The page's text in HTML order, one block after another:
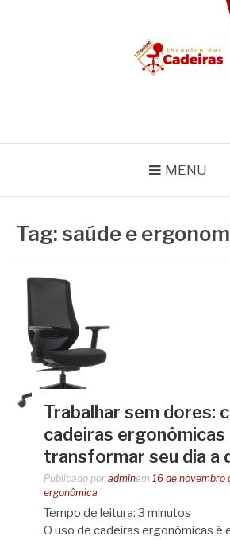
BLOG
MENU
Tag:saúde e
Trabalhar sem dores:
cadeiras ergonômicas
transformar seu dia a
Publicado por adminem 16 de novembro
ergonômica
Tempo de leitura: 3 minutos
O uso de cadeiras ergonômicas é